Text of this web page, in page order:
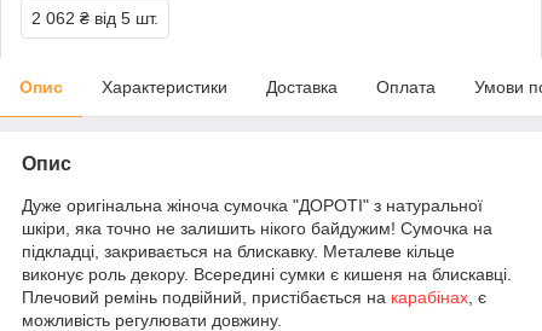
2 062 ₴ від 5 шт.
Опис Характеристики Доставка Оплата Умови
Опис
Дуже оригінальна жіноча сумочка "ДОРОТІ" з натуральної
шкіри, яка точно не залишить нікого байдужим! Сумочка на
підкладці, закривається на блискавку. Металеве кільце
виконує роль декору. Всередині сумки є кишеня на блискавці.
Плечовий ремінь подвійний, пристібається на карабінах , є
можливість регулювати довжину.